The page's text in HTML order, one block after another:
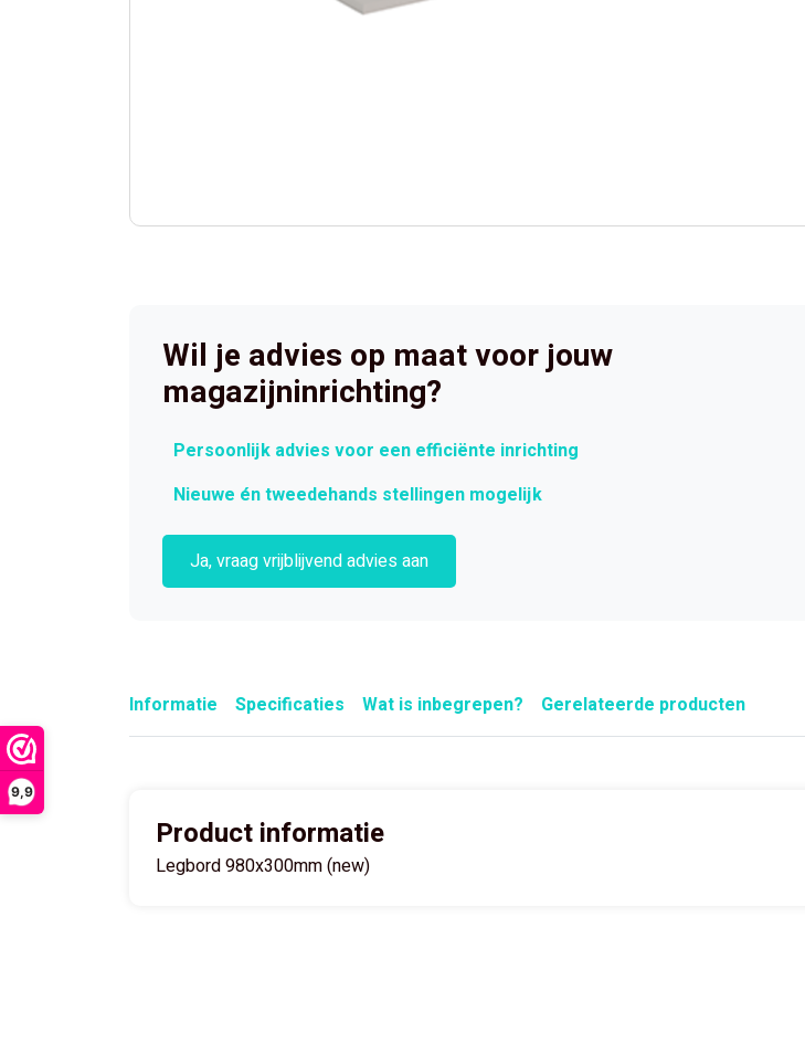
9,9
Wil je advies op maat voor jouw
magazijninrichting?
Persoonlijk advies voor een efficiënte inrichting
Nieuwe én tweedehands stellingen mogelijk
Ja, vraag vrijblijvend advies aan
Informatie Specificaties Wat is inbegrepen? Gerelateerde producten
Product informatie
Legbord 980x300mm (new)